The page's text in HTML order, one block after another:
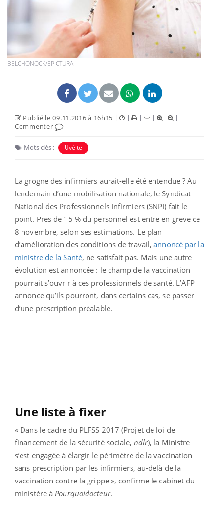
BELCHONOCK/EPICTURA
Publié le 09.11.2016 à 16h15 | | | |
|
Commenter
Mots clés : Uvéite
La grogne des infirmiers aurait-elle été entendue ? Au
lendemain d’une mobilisation nationale, le Syndicat
National des Professionnels Infirmiers (SNPI) fait le
point. Près de 15 % du personnel est entré en grève ce
8 novembre, selon ses estimations. Le plan
d’amélioration des conditions de travail,annoncé par la
ministre de la Santé, ne satisfait pas. Mais une autre
évolution est annoncée : le champ de la vaccination
pourrait s’ouvrir à ces professionnels de santé. L’AFP
annonce qu’ils pourront, dans certains cas, se passer
d’une prescription préalable.
Une liste à fixer
« Dans le cadre du PLFSS 2017 (Projet de loi de
financement de la sécurité sociale, ndlr), la Ministre
s’est engagée à élargir le périmètre de la vaccination
sans prescription par les infirmiers, au-delà de la
vaccination contre la grippe », confirme le cabinet du
ministère àPourquoidocteur.